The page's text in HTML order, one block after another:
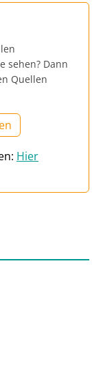
sehen? Dann
Quellen
Hier